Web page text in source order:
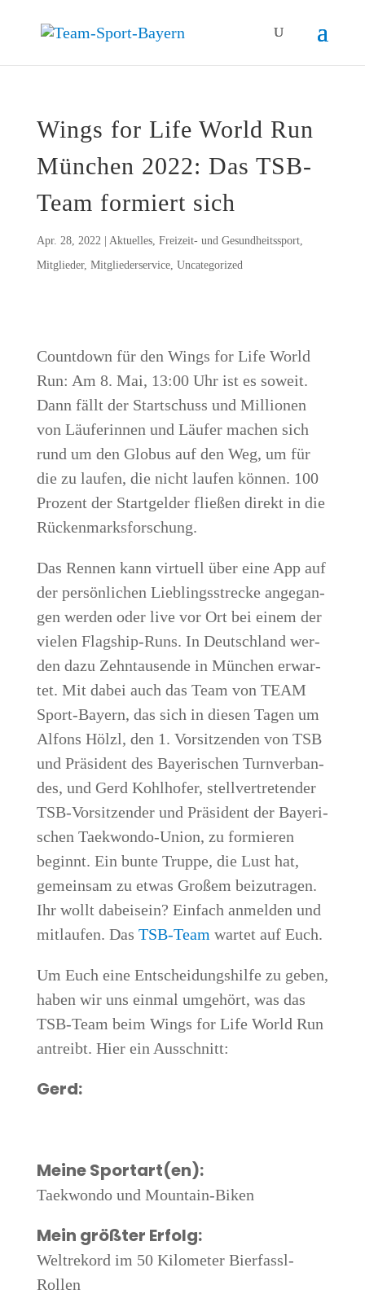
Wings for Life World Run
Mün­chen 2022: Das TSB-
Team for­miert sich
Apr. 28, 2022| Aktuelles, Freizeit- und Gesundheitssport,
Mitglieder, Mitgliederservice, Uncategorized
Count­down für den Wings for Life World
Run: Am 8. Mai, 13:00 Uhr ist es soweit.
Dann fällt der Start­schuss und Mil­lio­nen
von Läu­fe­rin­nen und Läu­fer machen sich
rund um den Glo­bus auf den Weg, um für
die zu lau­fen, die nicht lau­fen kön­nen. 100
Pro­zent der Start­gel­der flie­ßen direkt in die
Rückenmarksforschung.
Das Ren­nen kann vir­tu­ell über eine App auf
der per­sön­li­chen Lieb­lings­stre­cke ange­gan­
gen wer­den oder live vor Ort bei einem der
vie­len Flag­ship-Runs. In Deutsch­land wer­
den dazu Zehn­tau­sen­de in Mün­chen erwar­
tet. Mit dabei auch das Team von TEAM
Sport-Bay­ern, das sich in die­sen Tagen um
Alfons Hölzl, den 1. Vor­sit­zen­den von TSB
und Prä­si­dent des Baye­ri­schen Turn­ver­ban­
des, und Gerd Kohl­ho­fer, stell­ver­tre­ten­der
TSB-Vor­sit­zen­der und Prä­si­dent der Baye­ri­
schen Tae­kwon­do-Uni­on, zu for­mie­ren
beginnt. Ein bun­te Trup­pe, die Lust hat,
gemein­sam zu etwas Gro­ßem bei­zu­tra­gen.
Ihr wollt dabei­sein? Ein­fach anmel­den und
mit­lau­fen. Das TSB-Team war­tet auf Euch.
Um Euch eine Ent­schei­dungs­hil­fe zu geben,
haben wir uns ein­mal umge­hört, was das
TSB-Team beim Wings for Life World Run
antreibt. Hier ein Ausschnitt:
Gerd:
Mei­ne Sportart(en):
Tae­kwon­do und Mountain-Biken
Mein größ­ter Erfolg:
Welt­re­kord im 50 Kilo­me­ter Bierfassl-
Rollen